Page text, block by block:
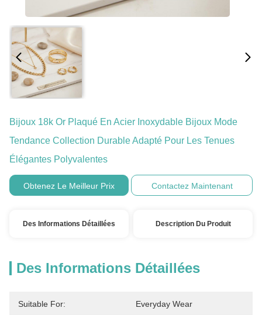
Bijoux 18k Or Plaqué En Acier Inoxydable Bijoux Mode
Tendance Collection Durable Adapté Pour Les Tenues
Élégantes Polyvalentes
Obtenez Le Meilleur Prix Contactez Maintenant
Des Informations Détaillées Description Du Produit
Des Informations Détaillées
Suitable For: Everyday Wear